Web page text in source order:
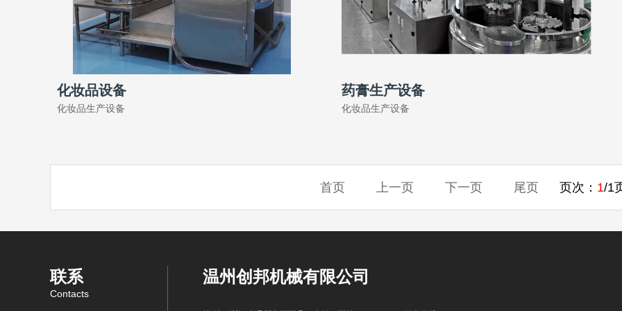
化妆品设备
化妆品生产设备
药膏生产设备
化妆品生产设备
首页 上一页 下一页 尾页 页次： 1/1
联系
Contacts
温州创邦机械有限公司